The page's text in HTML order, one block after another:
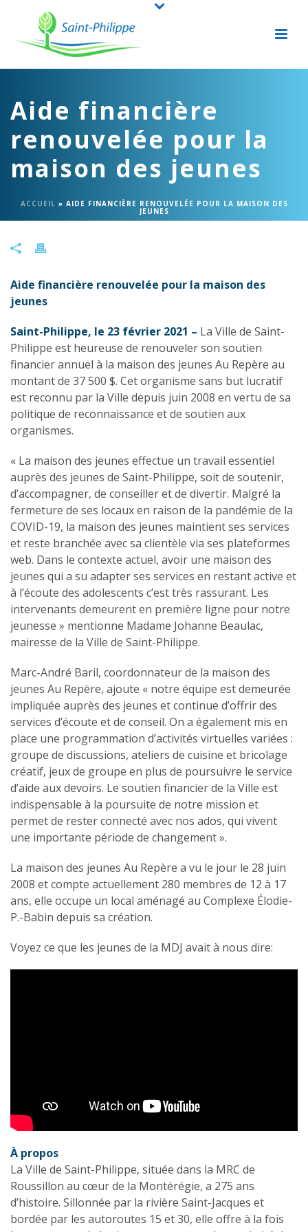
Aide financière
renouvelée pour la
maison des jeunes
ACCUEIL » AIDE FINANCIÈRE RENOUVELÉE POUR LA MAISON DES
JEUNES
Aide financière renouvelée pour la maison des
jeunes
Saint-Philippe, le 23 février 2021 – La Ville de Saint-
Philippe est heureuse de renouveler son soutien
financier annuel à la maison des jeunes Au Repère au
montant de 37 500 $. Cet organisme sans but lucratif
est reconnu par la Ville depuis juin 2008 en vertu de sa
politique de reconnaissance et de soutien aux
organismes.
« La maison des jeunes effectue un travail essentiel
auprès des jeunes de Saint-Philippe, soit de soutenir,
d’accompagner, de conseiller et de divertir. Malgré la
fermeture de ses locaux en raison de la pandémie de la
COVID-19, la maison des jeunes maintient ses services
et reste branchée avec sa clientèle via ses plateformes
web. Dans le contexte actuel, avoir une maison des
jeunes qui a su adapter ses services en restant active et
à l’écoute des adolescents c’est très rassurant. Les
intervenants demeurent en première ligne pour notre
jeunesse » mentionne Madame Johanne Beaulac,
mairesse de la Ville de Saint-Philippe.
Marc-André Baril, coordonnateur de la maison des
jeunes Au Repère, ajoute « notre équipe est demeurée
impliquée auprès des jeunes et continue d’offrir des
services d’écoute et de conseil. On a également mis en
place une programmation d’activités virtuelles variées :
groupe de discussions, ateliers de cuisine et bricolage
créatif, jeux de groupe en plus de poursuivre le service
d’aide aux devoirs. Le soutien financier de la Ville est
indispensable à la poursuite de notre mission et
permet de rester connecté avec nos ados, qui vivent
une importante période de changement ».
La maison des jeunes Au Repère a vu le jour le 28 juin
2008 et compte actuellement 280 membres de 12 à 17
ans, elle occupe un local aménagé au Complexe Élodie-
P.-Babin depuis sa création.
Voyez ce que les jeunes de la MDJ avait à nous dire:
À propos
La Ville de Saint-Philippe, située dans la MRC de
Roussillon au cœur de la Montérégie, a 275 ans
d’histoire. Sillonnée par la rivière Saint-Jacques et
bordée par les autoroutes 15 et 30, elle offre à la fois